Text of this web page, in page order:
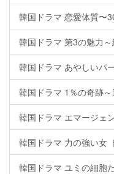
韓国ドラマ 恋愛体質〜
韓国ドラマ 第3の魅力
韓国ドラマ あやしいパ
韓国ドラマ 1％の奇跡
韓国ドラマ エマージェ
韓国ドラマ 力の強い女
韓国ドラマ ユミの細胞